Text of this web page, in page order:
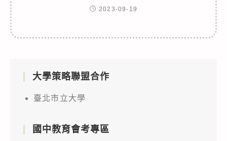
2023-09-19
大學策略聯盟合作
臺北市立大學
國中教育會考專區